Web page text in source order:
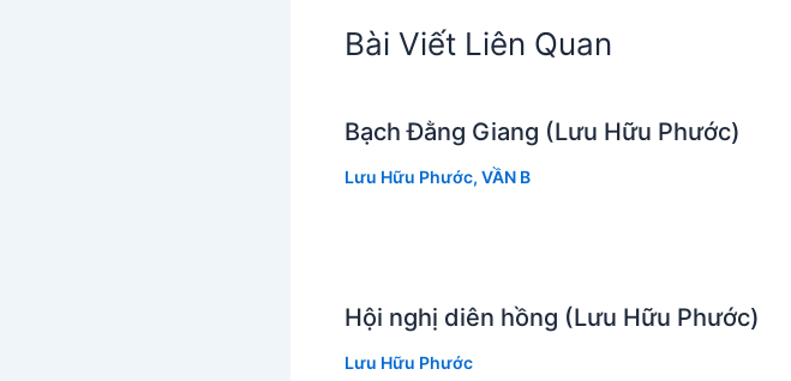
Bài Viết Liên Quan
Bạch Đằng Giang (Lưu Hữu Phước)
Lưu Hữu Phước, VẦN B
Hội nghị diên hồng (Lưu Hữu Phước)
Lưu Hữu Phước